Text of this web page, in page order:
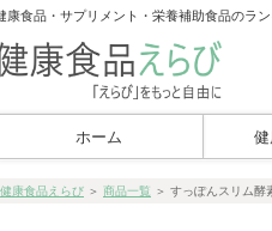
康食品・サプリメント・栄養補助食品のラ
ホーム
健康食品えらび ＞ 商品一覧 ＞ すっぽんスリム酵